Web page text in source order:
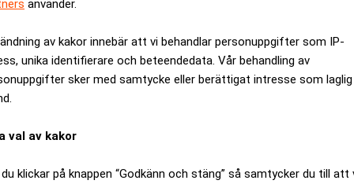
använder.
av kakor innebär att vi behandlar personuppgifter som IP-
unika identifierare och beteendedata. Vår behandling av
sker med samtycke eller berättigat intresse som laglig
val av kakor
klickar på knappen “Godkänn och stäng” så samtycker du till att